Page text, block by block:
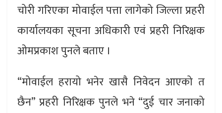
चोरी गरिएका मोवाईल पत्ता लागेको जिल्ला प्रहरी
कार्यालयका सूचना अधिकारी एवं प्रहरी निरिक्षक
ओमप्रकाश पुनले बताए ।
“मोवाईल हरायो भनेर खासै निवेदन आएको त
छैन” प्रहरी निरिक्षक पुनले भने “दुई चार जनाको